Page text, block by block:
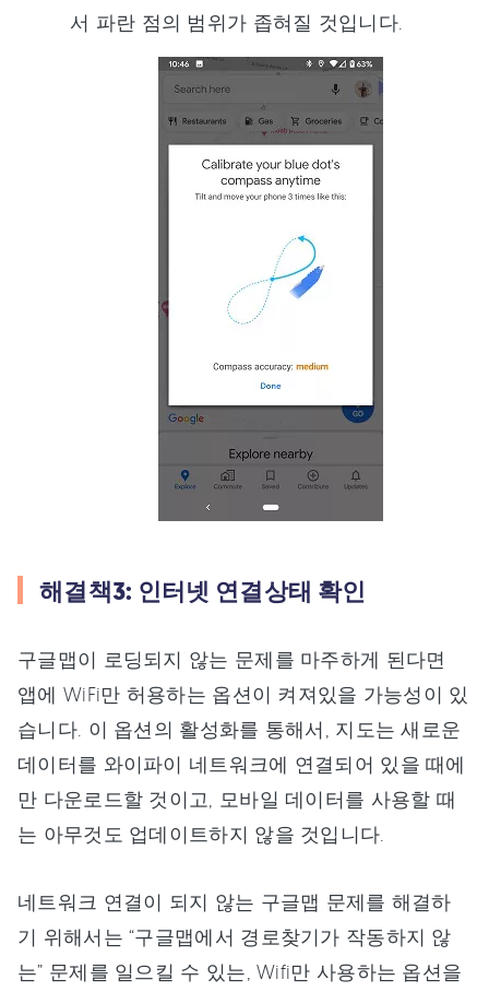
서 파란 점의 범위가 좁혀질 것입니다.
해결책3: 인터넷 연결상태 확인
구글맵이 로딩되지 않는 문제를 마주하게 된다면
앱에 WiFi만 허용하는 옵션이 켜져있을 가능성이 있
습니다. 이 옵션의 활성화를 통해서, 지도는 새로운
데이터를 와이파이 네트워크에 연결되어 있을 때에
만 다운로드할 것이고, 모바일 데이터를 사용할 때
는 아무것도 업데이트하지 않을 것입니다.
네트워크 연결이 되지 않는 구글맵 문제를 해결하
기 위해서는 “구글맵에서 경로찾기가 작동하지 않
는” 문제를 일으킬 수 있는, Wifi만 사용하는 옵션을